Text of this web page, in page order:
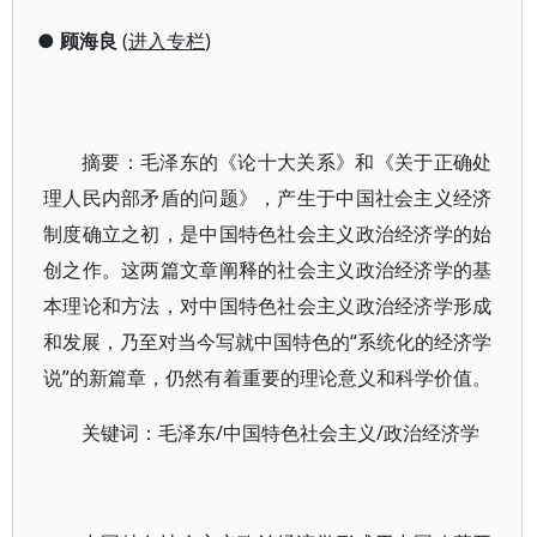
● 顾海良 (进入专栏)
摘要：毛泽东的《论十大关系》和《关于正确处
理人民内部矛盾的问题》，产生于中国社会主义经济
制度确立之初，是中国特色社会主义政治经济学的始
创之作。这两篇文章阐释的社会主义政治经济学的基
本理论和方法，对中国特色社会主义政治经济学形成
和发展，乃至对当今写就中国特色的“系统化的经济学
说”的新篇章，仍然有着重要的理论意义和科学价值。
关键词：毛泽东/中国特色社会主义/政治经济学